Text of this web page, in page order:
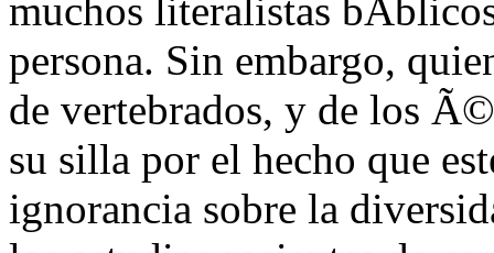
muchos literalistas
persona. Sin embargo,
de vertebrados, y de los
su silla por el hecho que
ignorancia sobre la